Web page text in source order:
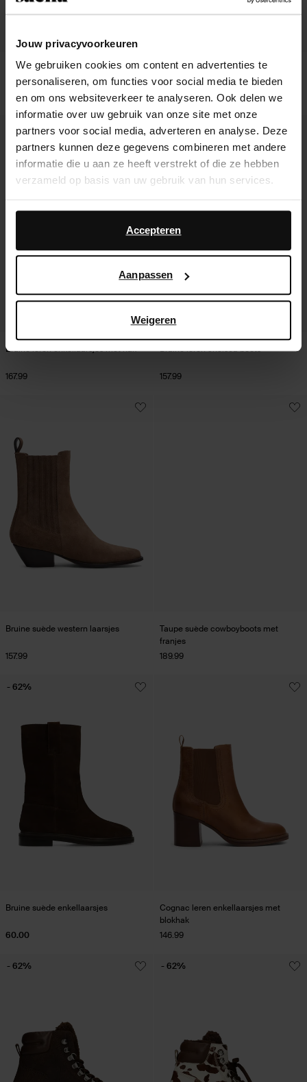
Jouw privacyvoorkeuren
We gebruiken cookies om content en advertenties te
personaliseren, om functies voor social media te bieden
en om ons websiteverkeer te analyseren. Ook delen we
informatie over uw gebruik van onze site met onze
partners voor social media, adverteren en analyse. Deze
partners kunnen deze gegevens combineren met andere
informatie die u aan ze heeft verstrekt of die ze hebben
verzameld op basis van uw gebruik van hun services.
Daarnaast werken wij samen met Google voor
advertentie- en meetdoeleinden. Meer informatie over
hoe Google uw persoonsgegevens gebruikt, vindt u op
Accepteren
Aanpassen
Weigeren
Bruine enkellaarsjes met blokhak
104.99
Donkerbruine pony hair enkellaarsjes
met hak
157.99
Bruine leren enkellaarsjes met hak
167.99
Bruine leren chelsea boots
157.99
Bruine suède western laarsjes
157.99
Taupe suède cowboyboots met
franjes
189.99
Bruine suède enkellaarsjes
60.00
- 62%
Cognac leren enkellaarsjes met
blokhak
146.99
- 62% - 62%